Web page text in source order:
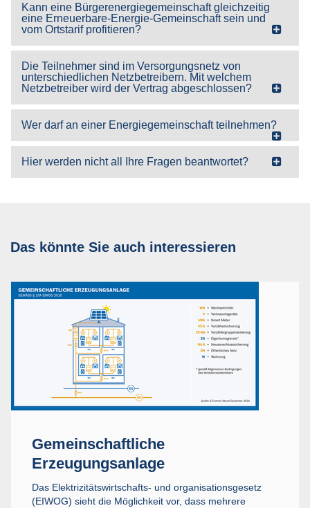
Kann eine Bürgerenergiegemeinschaft gleichzeitig
eine Erneuerbare-Energie-Gemeinschaft sein und
vom Ortstarif profitieren?
Die Teilnehmer sind im Versorgungsnetz von
unterschiedlichen Netzbetreibern. Mit welchem
Netzbetreiber wird der Vertrag abgeschlossen?
Wer darf an einer Energiegemeinschaft teilnehmen?
Hier werden nicht all Ihre Fragen beantwortet?
Das könnte Sie auch interessieren
Gemeinschaftliche
Erzeugungsanlage
Das Elektrizitätswirtschafts- und organisationsgesetz
(EIWOG) sieht die Möglichkeit vor, dass mehrere